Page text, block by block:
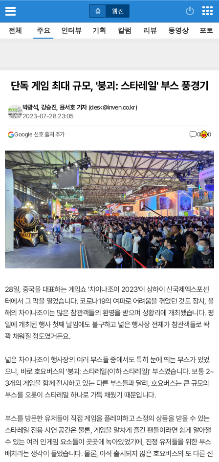
홈 웹진
전체 주요 인터뷰 기획 칼럼 리뷰 동영상 포토
단독 게임 최대 규모, '붕괴: 스타레일' 부스 풍경기
박광석, 강승진, 윤서호 기자 (desk@inven.co.kr)
2023-07-28 23:05
Google 선호 출처 추가 0 0
28일, 중국을 대표하는 게임쇼 '차이나조이 2023'이 상하이 신국제엑스포센
터에서 그 막을 열었습니다. 코로나19의 여파로 어려움을 겪었던 것도 잠시, 올
해의 차이나조이는 많은 참관객들의 환영을 받으며 성황리에 개최됐습니다. 평
일에 개최된 행사 첫째 날임에도 불구하고 넓은 행사장 전체가 참관객들로 꽉
꽉 채워질 정도였거든요.
넓은 차이나조이 행사장의 여러 부스들 중에서도 특히 눈에 띄는 부스가 있었
으니, 바로 호요버스의 '붕괴: 스타레일(이하 스타레일)' 부스였습니다. 보통 2~
3개의 게임을 함께 전시하고 있는 다른 부스들과 달리, 호요버스는 큰 규모의
부스를 오롯이 스타레일 하나로 가득 채웠기 때문입니다.
부스를 방문한 유저들이 직접 게임을 플레이하고 소정의 상품을 받을 수 있는
스타레일 전용 시연 공간은 물론, 게임을 알차게 즐긴 팬들이라면 쉽게 알아챌
수 있는 여러 인게임 요소들이 곳곳에 녹아있었기에, 진정 유저들을 위한 부스
배치라는 생각이 들었습니다. 물론, 아직 출시되지 않은 호요버스의 또 다른 신